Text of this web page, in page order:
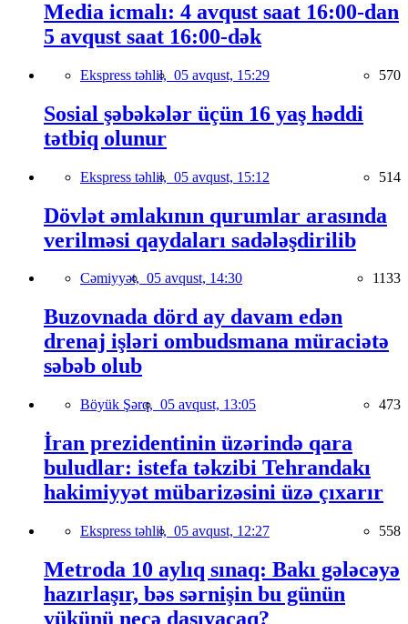
Media icmalı: 4 avqust saat 16:00-dan
5 avqust saat 16:00-dək
Ekspress təhlil, 05 avqust, 15:29 570
Sosial şəbəkələr üçün 16 yaş həddi
tətbiq olunur
Ekspress təhlil, 05 avqust, 15:12 514
Dövlət əmlakının qurumlar arasında
verilməsi qaydaları sadələşdirilib
Cəmiyyət, 05 avqust, 14:30 1133
Buzovnada dörd ay davam edən
drenaj işləri ombudsmana müraciətə
səbəb olub
Böyük Şərq, 05 avqust, 13:05 473
İran prezidentinin üzərində qara
buludlar: istefa təkzibi Tehrandakı
hakimiyyət mübarizəsini üzə çıxarır
Ekspress təhlil, 05 avqust, 12:27 558
Metroda 10 aylıq sınaq: Bakı gələcəyə
hazırlaşır, bəs sərnişin bu günün
yükünü necə daşıyacaq?